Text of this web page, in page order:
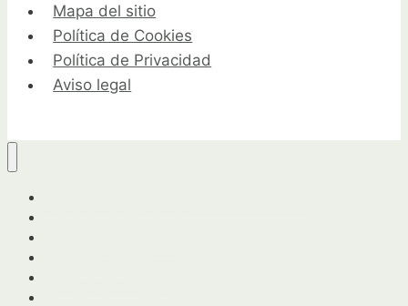
Mapa del sitio
Política de Cookies
Política de Privacidad
Aviso legal